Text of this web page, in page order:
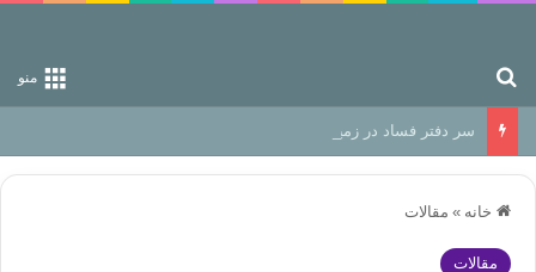
منو
سر دفتر فساد در زمین‌، دوری وکناره‌گیری از راه خداست‌!
خانه » مقالات
مقالات